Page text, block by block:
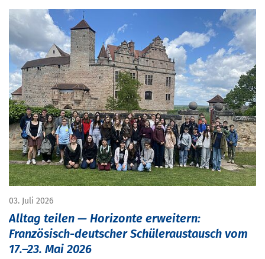
03. Juli 2026
Alltag teilen — Horizonte erweitern:
Französisch-deutscher Schüleraustausch vom
17.–23. Mai 2026